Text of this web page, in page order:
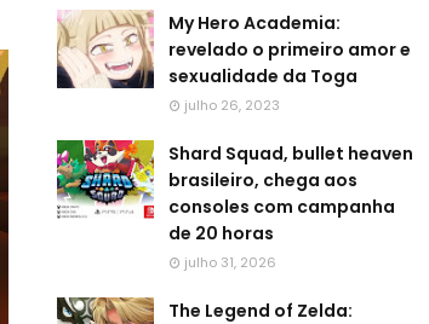
My Hero Academia:
revelado o primeiro amor e
sexualidade da Toga
julho 26, 2023
Shard Squad, bullet heaven
brasileiro, chega aos
consoles com campanha
de 20 horas
julho 31, 2026
The Legend of Zelda: